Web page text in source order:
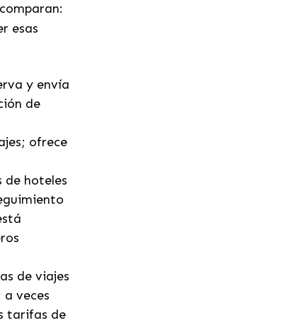
esas
y envía
de
ofrece
hoteles
de viajes
veces
tarifas de